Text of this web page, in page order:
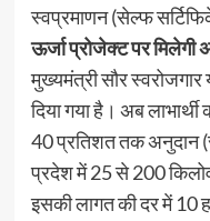
स्वप्रमाणन (सेल्फ
ऊर्जा प्रोजेक्ट पर मिलेगी
मुख्यमंत्री सौर
दिया गया है। अब
40 प्रतिशत तक अनुदान
प्रदेश में 25 से 200
इसकी लागत की दर में 10